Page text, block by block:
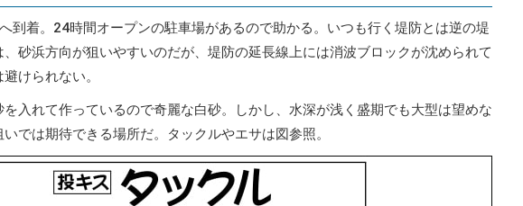
到着。24時間オープンの駐車場があるので助かる。いつも行く堤防とは逆の堤
砂浜方向が狙いやすいのだが、堤防の延長線上には消波ブロックが沈められて
けられない。
入れて作っているので奇麗な白砂。しかし、水深が浅く盛期でも大型は望めな
では期待できる場所だ。タックルやエサは図参照。